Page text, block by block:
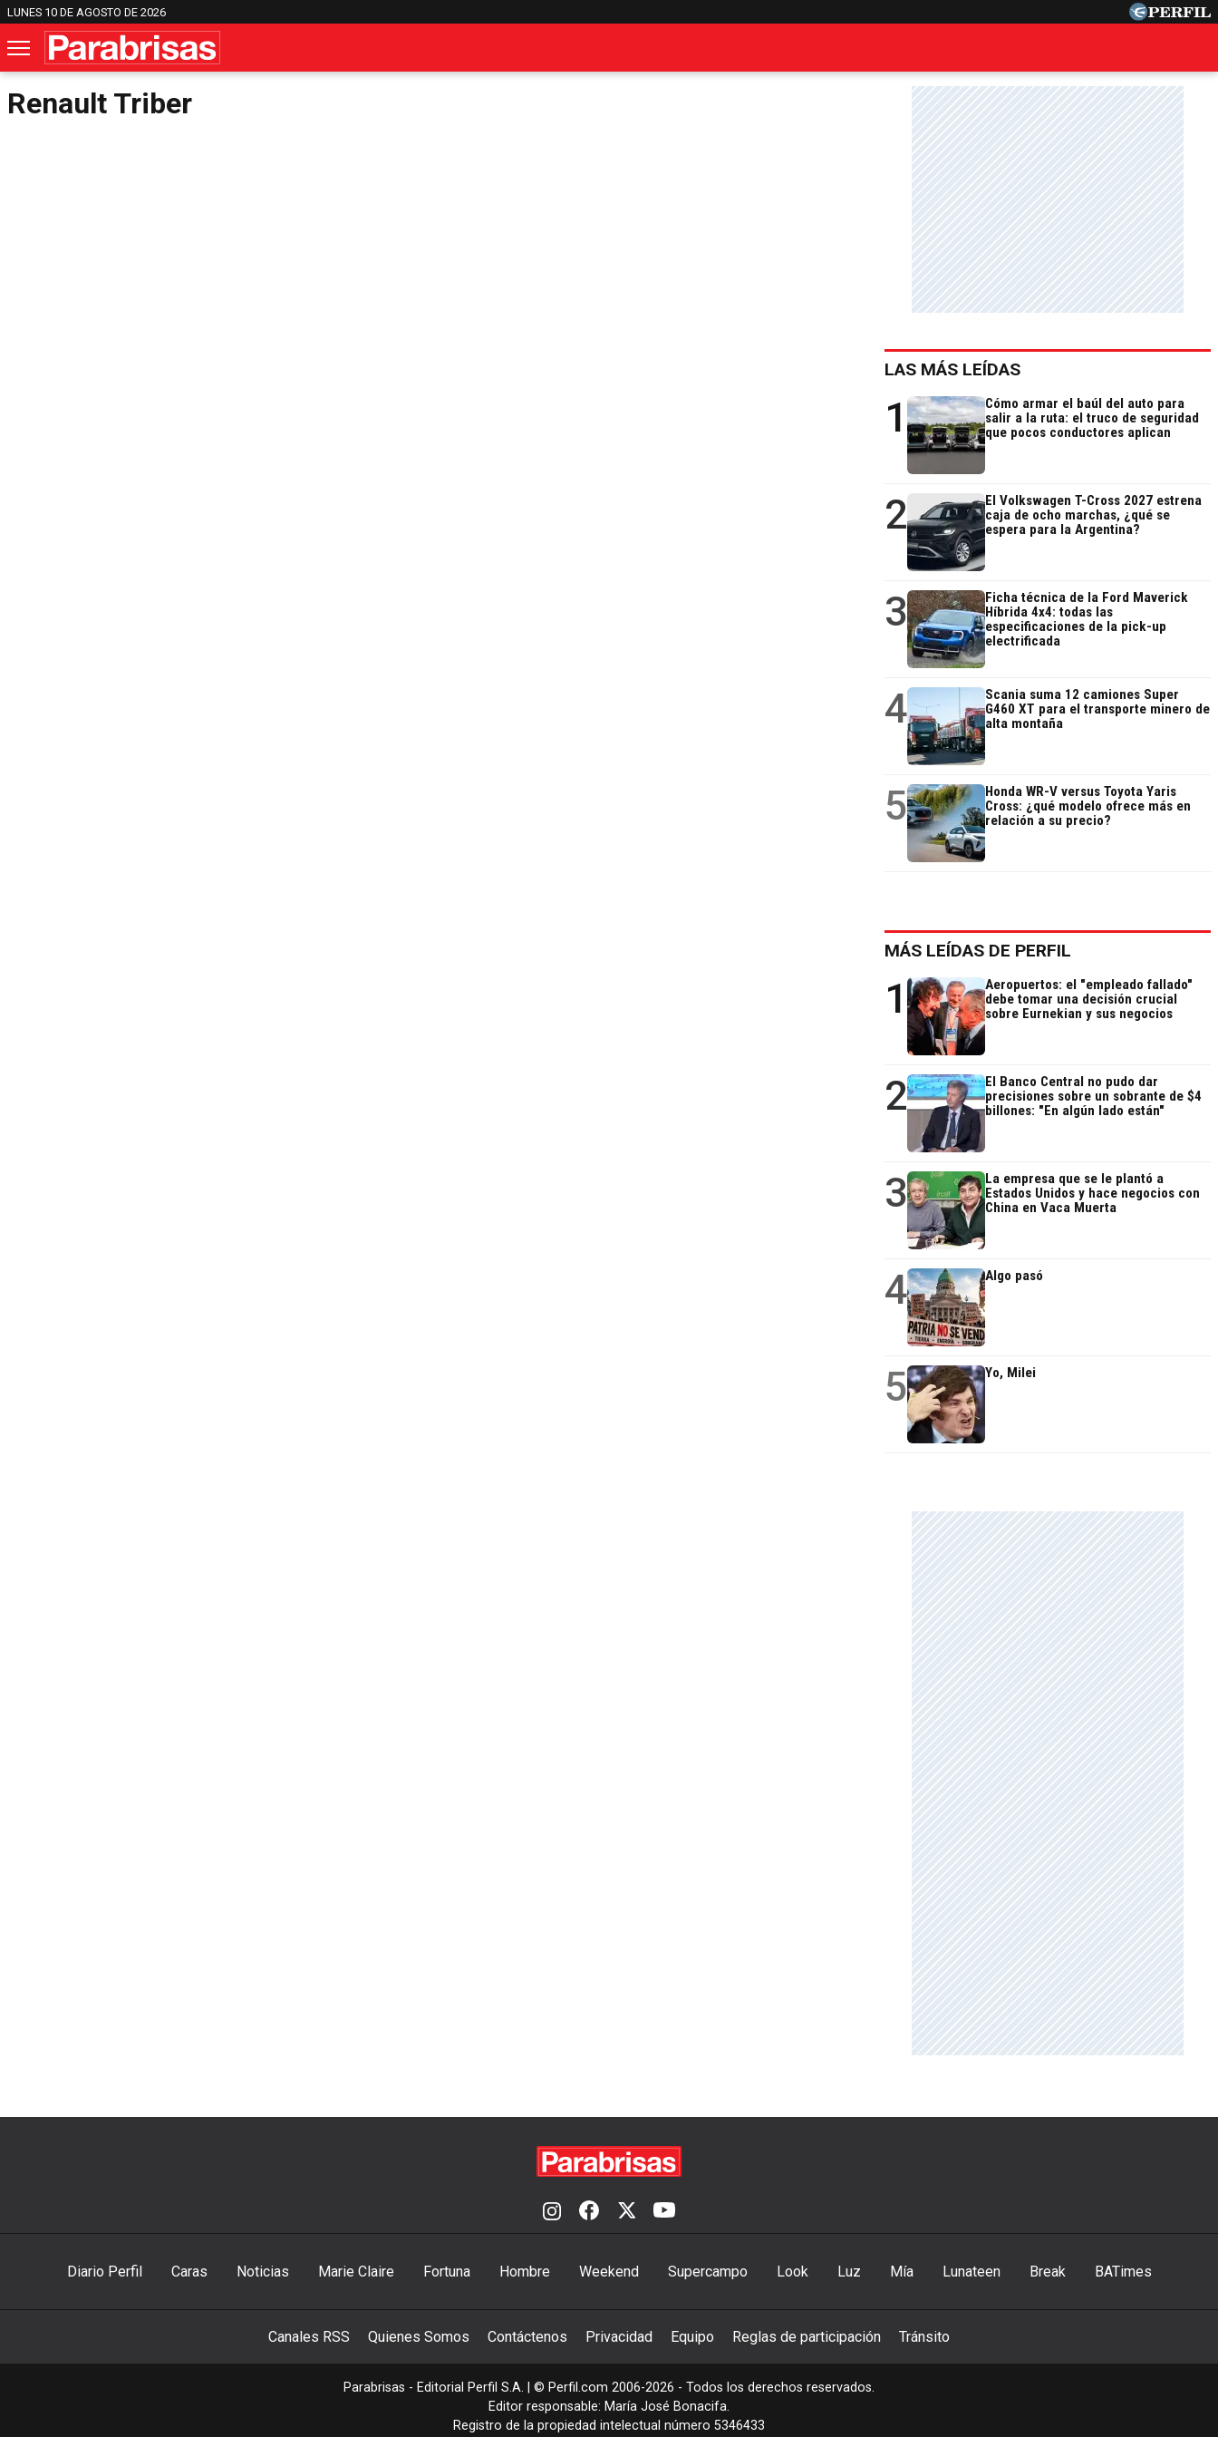
LUNES 10 DE AGOSTO DE 2026
Renault Triber
LAS MÁS LEÍDAS
1
Cómo armar el baúl del auto para
salir a la ruta: el truco de seguridad
que pocos conductores aplican
2
El Volkswagen T-Cross 2027 estrena
caja de ocho marchas, ¿qué se
espera para la Argentina?
3
Ficha técnica de la Ford Maverick
Híbrida 4x4: todas las
especificaciones de la pick-up
electrificada
4
Scania suma 12 camiones Super
G460 XT para el transporte minero de
alta montaña
5
Honda WR-V versus Toyota Yaris
Cross: ¿qué modelo ofrece más en
relación a su precio?
MÁS LEÍDAS DE PERFIL
1
Aeropuertos: el "empleado fallado"
debe tomar una decisión crucial
sobre Eurnekian y sus negocios
2
El Banco Central no pudo dar
precisiones sobre un sobrante de $4
billones: "En algún lado están"
3
La empresa que se le plantó a
Estados Unidos y hace negocios con
China en Vaca Muerta
4 Algo pasó
5 Yo, Milei
Diario Perfil Caras Noticias Marie Claire Fortuna Hombre Weekend Supercampo Look Luz Mía Lunateen Break BATimes
Canales RSS Quienes Somos Contáctenos Privacidad Equipo Reglas de participación Tránsito
Parabrisas - Editorial Perfil S.A. | © Perfil.com 2006-2026 - Todos los derechos reservados.
Editor responsable: María José Bonacifa.
Registro de la propiedad intelectual número 5346433